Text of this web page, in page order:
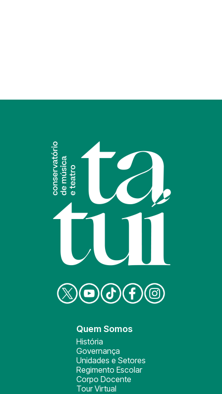
Quem Somos
História
Governança
Unidades e Setores
Regimento Escolar
Corpo Docente
Tour Virtual